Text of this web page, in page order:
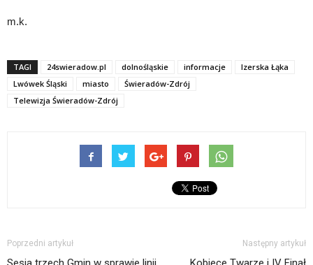
m.k.
TAGI 24swieradow.pl dolnośląskie informacje
Izerska Łąka
Lwówek Śląski
miasto
Świeradów-Zdrój
Telewizja Świeradów-Zdrój
Poprzedni artykuł Następny artykuł